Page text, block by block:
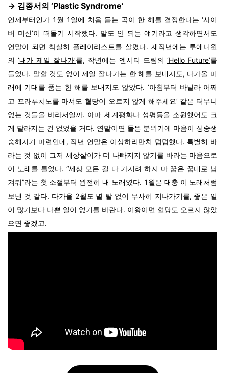
→ 김종서의 ‘Plastic Syndrome’
언제부터인가 1월 1일에 처음 듣는 곡이 한 해를 결정한다는 ‘사이
버 미신’이 떠돌기 시작했다. 말도 안 되는 얘기라고 생각하면서도
연말이 되면 착실히 플레이리스트를 살폈다. 재작년에는 투애니원
의 ‘내가 제일 잘나가’를, 작년에는 엔시티 드림의 ‘Hello Future’를
들었다. 말할 것도 없이 제일 잘나가는 한 해를 보내지도, 다가올 미
래에 기대를 품는 한 해를 보내지도 않았다. ‘아침부터 바닐라 어쩌
고 프라푸치노를 마셔도 혈당이 오르지 않게 해주세요’ 같은 터무니
없는 것들을 바라서일까. 아마 세계평화나 성평등을 소원했어도 크
게 달라지는 건 없었을 거다. 연말이면 들뜬 분위기에 마음이 싱숭생
숭해지기 마련인데, 작년 연말은 이상하리만치 덤덤했다. 특별히 바
라는 것 없이 그저 세상살이가 더 나빠지지 않기를 바라는 마음으로
이 노래를 틀었다. “세상 모든 걸 다 가지려 하지 마 꿈은 꿈대로 남
겨둬”라는 첫 소절부터 완전히 내 노래였다. 1월은 대충 이 노래처럼
보낸 것 같다. 다가올 2월도 별 탈 없이 무사히 지나가기를, 좋은 일
이 많기보다 나쁜 일이 없기를 바란다. 이왕이면 혈당도 오르지 않았
으면 좋겠고.